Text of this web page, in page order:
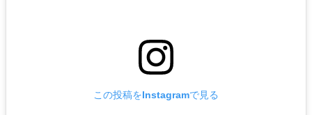
この投稿をInstagramで見る